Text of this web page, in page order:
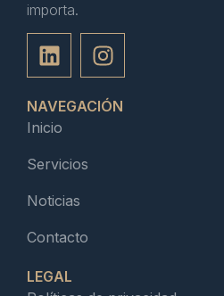
importa.
NAVEGACIÓN
Inicio
Servicios
Noticias
Contacto
LEGAL